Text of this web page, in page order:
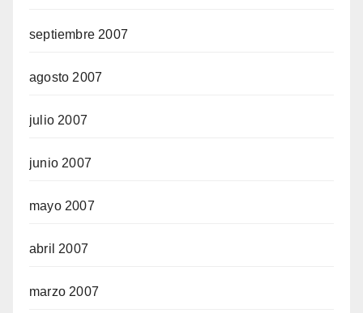
septiembre 2007
agosto 2007
julio 2007
junio 2007
mayo 2007
abril 2007
marzo 2007